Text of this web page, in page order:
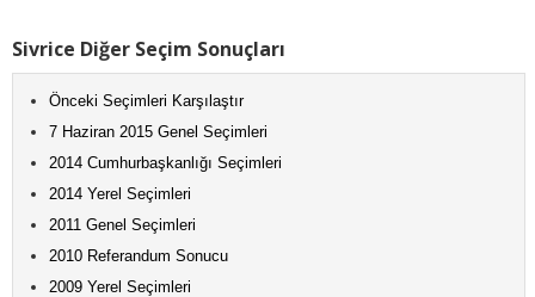
Sivrice Diğer Seçim Sonuçları
Önceki Seçimleri Karşılaştır
7 Haziran 2015 Genel Seçimleri
2014 Cumhurbaşkanlığı Seçimleri
2014 Yerel Seçimleri
2011 Genel Seçimleri
2010 Referandum Sonucu
2009 Yerel Seçimleri